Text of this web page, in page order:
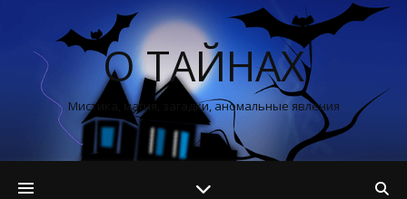
О ТАЙНАХ
Мистика, магия, загадки, аномальные явления